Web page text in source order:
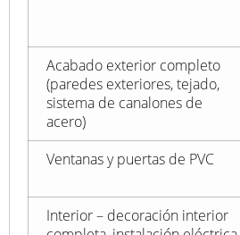
Acabado exterior completo
(paredes exteriores, tejado,
sistema de canalones de
acero)
Ventanas y puertas de PVC
Interior – decoración interior